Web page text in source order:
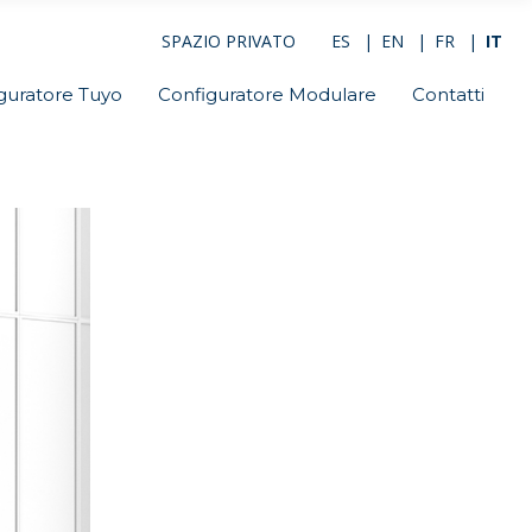
SPAZIO PRIVATO ES EN FR IT
Tuyo Configuratore Modulare Contatti